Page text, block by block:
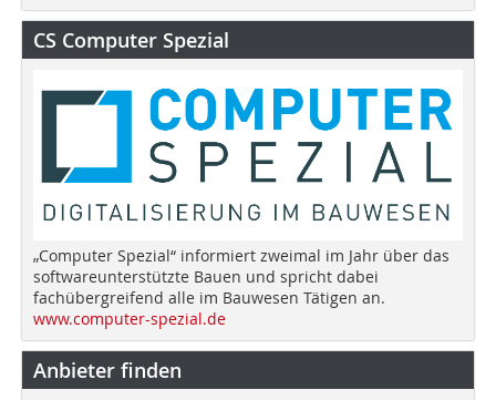
CS Computer Spezial
„Computer Spezial“ informiert zweimal im Jahr über das
softwareunterstützte Bauen und spricht dabei
fachübergreifend alle im Bauwesen Tätigen an.
www.computer-spezial.de
Anbieter finden